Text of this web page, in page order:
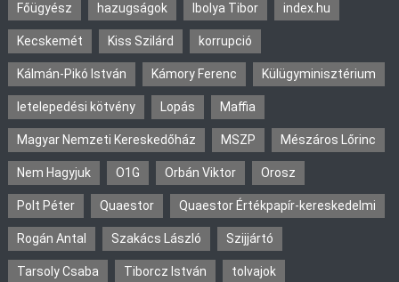
Főügyész hazugságok Ibolya Tibor index.hu
Kecskemét Kiss Szilárd korrupció
Kálmán-Pikó István Kámory Ferenc Külügyminisztérium
letelepedési kötvény Lopás Maffia
Magyar Nemzeti Kereskedőház MSZP Mészáros Lőrinc
Nem Hagyjuk O1G Orbán Viktor Orosz
Polt Péter Quaestor Quaestor Értékpapír-kereskedelmi
Rogán Antal Szakács László Szijjártó
Tarsoly Csaba Tiborcz István tolvajok